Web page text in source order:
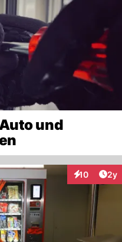
und
10 2y